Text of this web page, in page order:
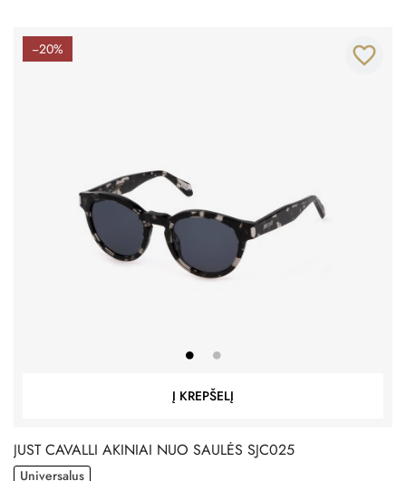
−20%
Į KREPŠELĮ
favorite_border
JUST CAVALLI AKINIAI NUO SAULĖS SJC025
Universalus